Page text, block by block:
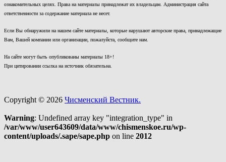
ознакомительных целях. Права на материалы принадлежат их владельцам. Администрация сайта
ответственности за содержание материала не несет.
Если Вы обнаружили на нашем сайте материалы, которые нарушают авторские права, принадлежащие
Вам, Вашей компании или организации, пожалуйста, сообщите нам.
На сайте могут быть опубликованы материалы 18+!
При цитировании ссылка на источник обязательна.
Copyright © 2026 Чисменский Вестник.
Warning: Undefined array key "integration_type" in
/var/www/user643609/data/www/chismenskoe.ru/wp-
content/uploads/.sape/sape.php on line 2012